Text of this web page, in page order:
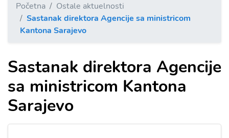
Početna
Ostale aktuelnosti
Sastanak direktora Agencije sa ministricom
Kantona Sarajevo
Sastanak direktora Agencije
sa ministricom Kantona
Sarajevo